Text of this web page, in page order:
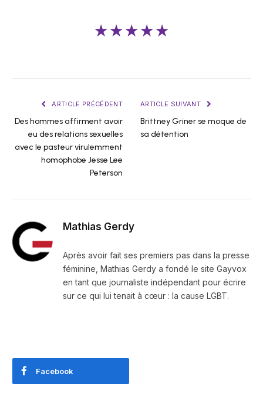
★★★★★
ARTICLE PRÉCÉDENT
Des hommes affirment avoir
eu des relations sexuelles
avec le pasteur virulemment
homophobe Jesse Lee
Peterson
ARTICLE SUIVANT
Brittney Griner se moque de
sa détention
Mathias Gerdy
Après avoir fait ses premiers pas dans la presse
féminine, Mathias Gerdy a fondé le site Gayvox
en tant que journaliste indépendant pour écrire
sur ce qui lui tenait à cœur : la cause LGBT.
Facebook